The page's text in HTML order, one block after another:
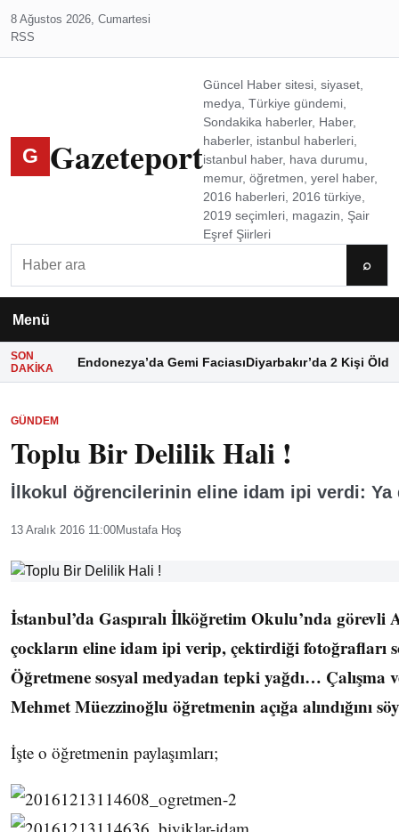
8 Ağustos 2026, Cumartesi
RSS
G Gazeteport
Güncel Haber sitesi, siyaset,
medya, Türkiye gündemi,
Sondakika haberler, Haber,
haberler, istanbul haberleri,
istanbul haber, hava durumu,
memur, öğretmen, yerel haber,
2016 haberleri, 2016 türkiye,
2019 seçimleri, magazin, Şair
Eşref Şiirleri
⌕
Menü
SON
DAKIKA
Endonezya’da Gemi FaciasıDiyarbakır’da 2 Kişi Öldü
GÜNDEM
Toplu Bir Delilik Hali !
İlkokul öğrencilerinin eline idam ipi verdi: Ya
13 Aralık 2016 11:00Mustafa Hoş
İstanbul’da Gaspıralı İlköğretim Okulu’nda görevli
çockların eline idam ipi verip, çektirdiği fotoğrafları
Öğretmene sosyal medyadan tepki yağdı… Çalışma
Mehmet Müezzinoğlu öğretmenin açığa alındığını
İşte o öğretmenin paylaşımları;